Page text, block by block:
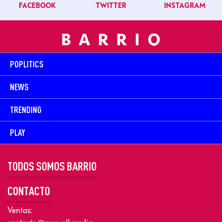
FACEBOOK TWITTER INSTAGRAM
POPLITICS
NEWS
TRENDING
PLAY
TODOS SOMOS BARRIO
CONTACTO
Ventas: